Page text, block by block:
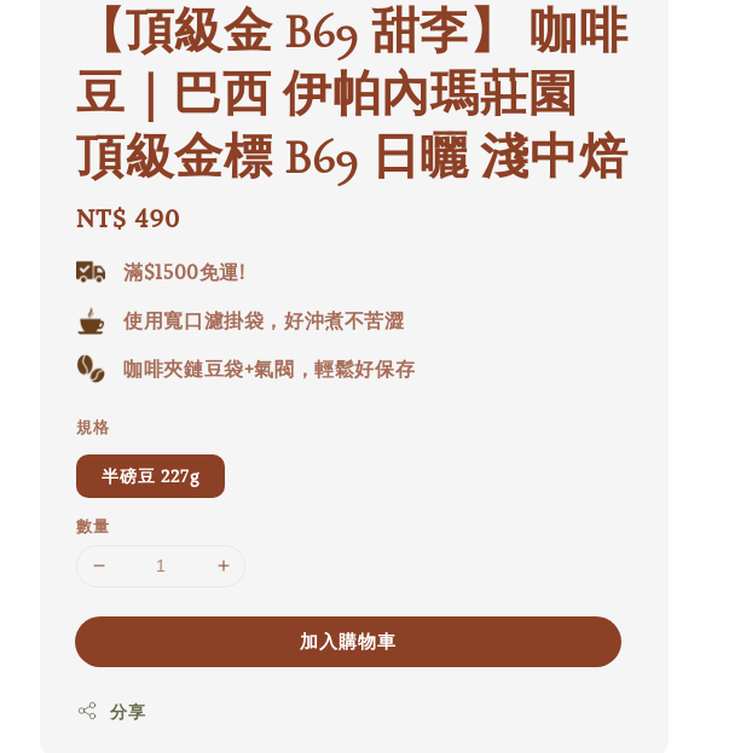
【頂級金 B69 甜李】 咖啡
豆｜巴西 伊帕內瑪莊園
頂級金標 B69 日曬 淺中焙
Regular
price
NT$ 490
滿$1500免運!
使用寬口濾掛袋，好沖煮不苦澀
咖啡夾鏈豆袋+氣閥，輕鬆好保存
規格
半磅豆 227g
數量
加入購物車
分享